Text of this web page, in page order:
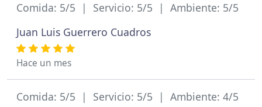
Comida: 5/5 | Servicio: 5/5 | Ambiente: 5/5
Juan Luis Guerrero Cuadros
Hace un mes
Comida: 5/5 | Servicio: 5/5 | Ambiente: 4/5